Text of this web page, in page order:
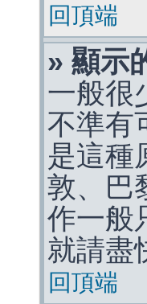
回頂端
» 顯示
一般很
不準有
是這種
敦、巴
作一般
就請盡
回頂端